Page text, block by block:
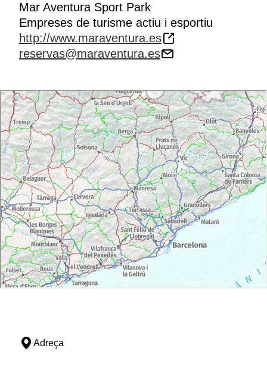
Mar Aventura Sport Park
Empreses de turisme actiu i esportiu
http://www.maraventura.es
reservas@maraventura.es
Adreça